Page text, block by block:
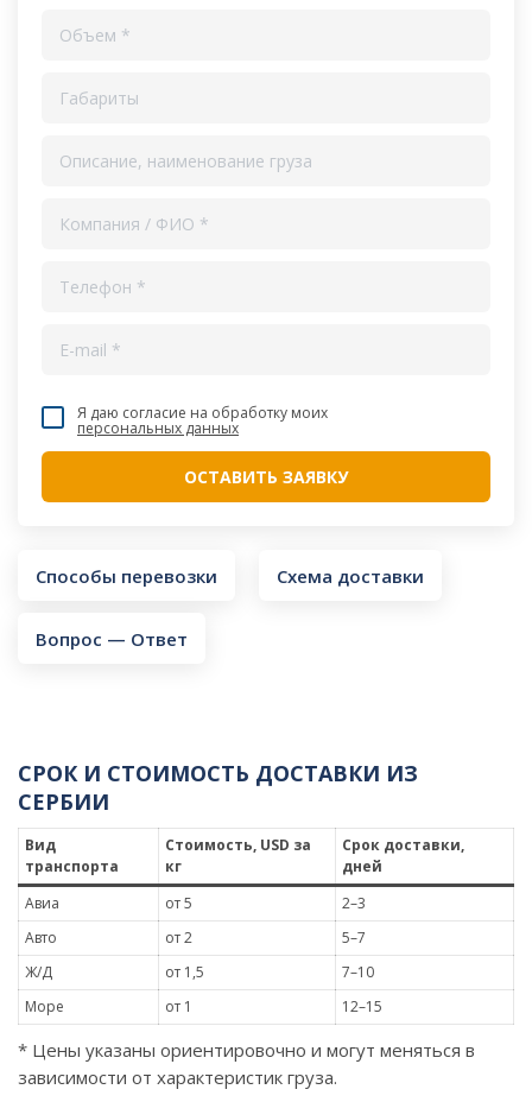
Я даю согласие на обработку моих
персональных данных
Способы перевозки Схема доставки
Вопрос — Ответ
СРОК И СТОИМОСТЬ ДОСТАВКИ ИЗ
СЕРБИИ
Вид
транспорта
Стоимость, USD за
кг
Срок доставки,
дней
Авиа
от 5
2–3
Авто
от 2
5–7
Ж/Д
от 1,5
7–10
Море
от 1 12–15
* Цены указаны ориентировочно и могут меняться в
зависимости от характеристик груза.